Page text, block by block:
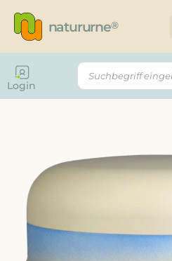
natururne®
Login